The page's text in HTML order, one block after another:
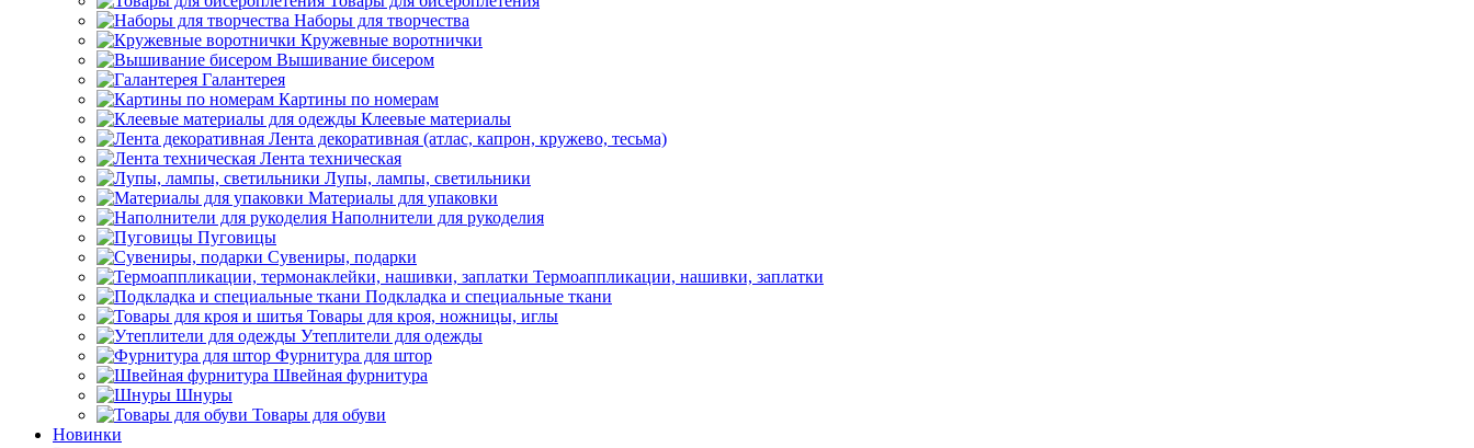
Наборы для творчества
Кружевные воротнички
Вышивание бисером
Галантерея
Картины по номерам
Клеевые материалы
Лента декоративная (атлас, капрон, кружево, тесьма)
Лента техническая
Лупы, лампы, светильники
Материалы для упаковки
Наполнители для рукоделия
Пуговицы
Сувениры, подарки
Термоаппликации, нашивки, заплатки
Подкладка и специальные ткани
Товары для кроя, ножницы, иглы
Утеплители для одежды
Фурнитура для штор
Швейная фурнитура
Шнуры
Товары для обуви
Новинки